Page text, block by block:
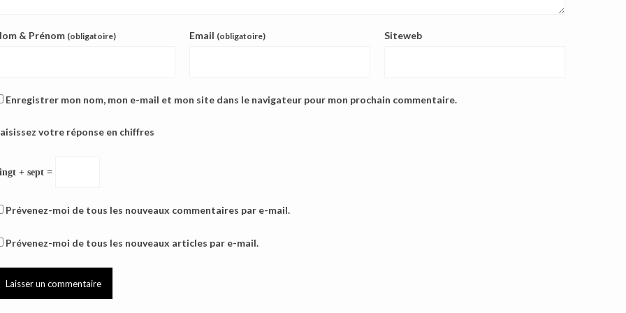
& Prénom (obligatoire) Email (obligatoire) Siteweb
Enregistrer mon nom, mon e-mail et mon site dans le navigateur pour mon prochain commentaire.
votre réponse en chiffres
+ sept =
Prévenez-moi de tous les nouveaux commentaires par e-mail.
Prévenez-moi de tous les nouveaux articles par e-mail.